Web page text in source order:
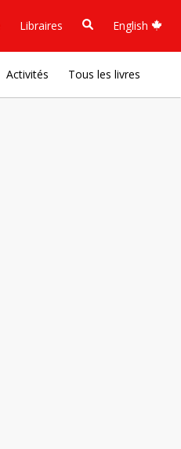
Libraires English
Activités Tous les livres